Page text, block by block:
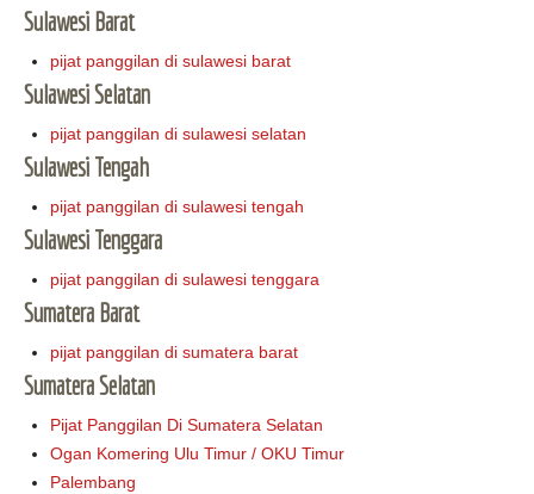
Sulawesi Barat
pijat panggilan di sulawesi barat
Sulawesi Selatan
pijat panggilan di sulawesi selatan
Sulawesi Tengah
pijat panggilan di sulawesi tengah
Sulawesi Tenggara
pijat panggilan di sulawesi tenggara
Sumatera Barat
pijat panggilan di sumatera barat
Sumatera Selatan
Pijat Panggilan Di Sumatera Selatan
Ogan Komering Ulu Timur / OKU Timur
Palembang